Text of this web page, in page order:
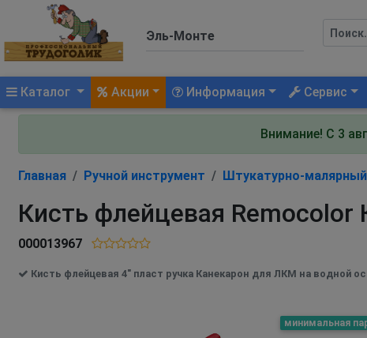
Каталог (current)Акции Информация Сервис
Внимание! С 3
Главная Ручной инструмент Штукатурно-
Кисть флейцевая
000013967
Кисть флейцевая 4" пласт ручка Канекарон для ЛКМ на водной
минимальная